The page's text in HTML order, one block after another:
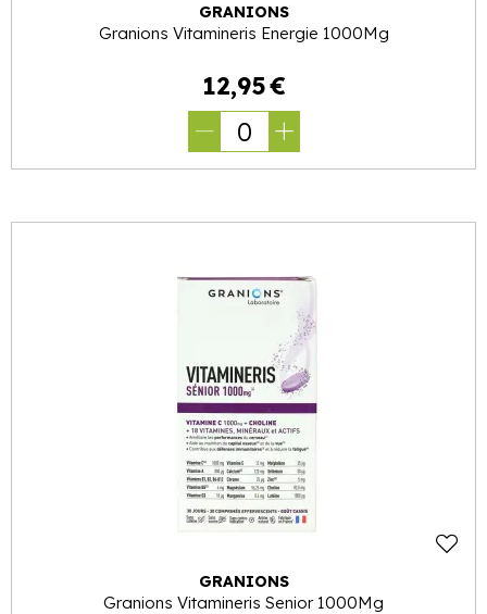
GRANIONS
Granions Vitamineris Energie 1000Mg
12,95€
0
GRANIONS
Granions Vitamineris Senior 1000Mg